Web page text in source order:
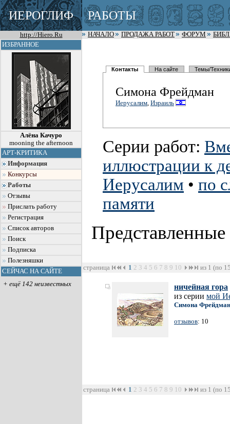
ИЕРОГЛИФ РАБОТЫ
http://Hiero.Ru НАЧАЛО ПРОДАЖА РАБОТ ФОРУМ
ИЗБРАННОЕ
Алёна Качуро
mooning the afternoon
АРТ-КРИТИКА
Информация
Конкурсы
Работы
Отзывы
Прислать работу
Регистрация
Список авторов
Поиск
Подписка
Полезняшки
СЕЙЧАС НА САЙТЕ
+ ещё 142 неизвестных
Контакты На сайте Темы/
Симона Фрейдман
Иерусалим, Израиль
Серии работ:
иллюстрации к
Иерусалим • по
памяти
страница 1 2 3 4 5 6 7 8 9 10 из 1 (по
ничейная гора
из серии мой
Симона Фрейдман
отзывов: 10
страница 1 2 3 4 5 6 7 8 9 10 из 1 (по